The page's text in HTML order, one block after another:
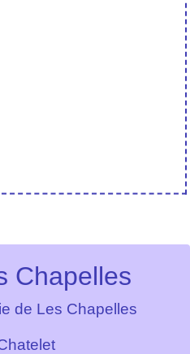
Chapelles
de Les Chapelles